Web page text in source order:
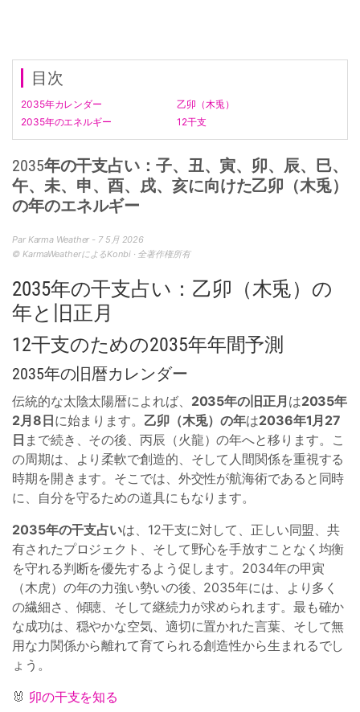
目次
2035年カレンダー
乙卯（木兎）
2035年のエネルギー
12干支
2035年の干支占い：子、丑、寅、卯、辰、巳、
午、未、申、酉、戌、亥に向けた乙卯（木兎）
の年のエネルギー
Par Karma Weather - 7 5月 2026
© KarmaWeatherによるKonbi · 全著作権所有
2035年の干支占い：乙卯（木兎）の
年と旧正月
12干支のための2035年年間予測
2035年の旧暦カレンダー
伝統的な太陰太陽暦によれば、 2035年の旧正月 は2035年
2月8日 に始まります。 乙卯（木兎）の年は2036年1月27
日 まで続き、その後、丙辰（火龍）の年へと移ります。こ
の周期は、より柔軟で創造的、そして人間関係を重視する
時期を開きます。そこでは、外交性が航海術であると同時
に、自分を守るための道具にもなります。
2035年の干支占いは、12干支に対して、正しい同盟、共
有されたプロジェクト、そして野心を手放すことなく均衡
を守れる判断を優先するよう促します。2034年の甲寅
（木虎）の年の力強い勢いの後、2035年には、より多く
の繊細さ、傾聴、そして継続力が求められます。最も確か
な成功は、穏やかな空気、適切に置かれた言葉、そして無
用な力関係から離れて育てられる創造性から生まれるでし
ょう。
🐰 卯の干支を知る